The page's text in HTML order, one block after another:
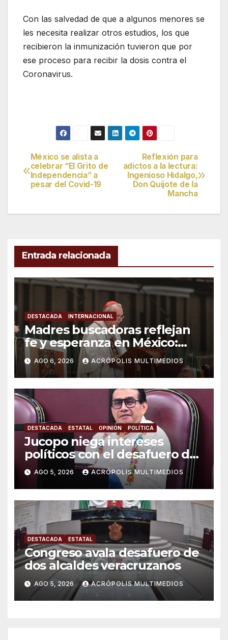
Con las salvedad de que a algunos menores se
les necesita realizar otros estudios, los que
recibieron la inmunización tuvieron que por
ese proceso para recibir la dosis contra el
Coronavirus.
Navegación
de
Reflexión para
adictos a la lectura:
Ingenioso Hidalgo,
Don Quijote de la
Mancha
México se alista a
celebrar “El Grito de
Independencia” a
pesar del Covid-19
Entrada relacionada
DESTACADA INTERNACIONAL
Madres buscadoras reflejan
fe y esperanza en México:
Parolin
AGO 6, 2026 ACRÓPOLIS MULTIMEDIOS
DESTACADA ESTATAL OPINIÓN POLÍTICA
Jucopo niega intereses
políticos con el desafuero de
alcaldes
AGO 5, 2026 ACRÓPOLIS MULTIMEDIOS
DESTACADA ESTATAL
Congreso avala desafuero de
dos alcaldes veracruzanos
AGO 5, 2026 ACRÓPOLIS MULTIMEDIOS